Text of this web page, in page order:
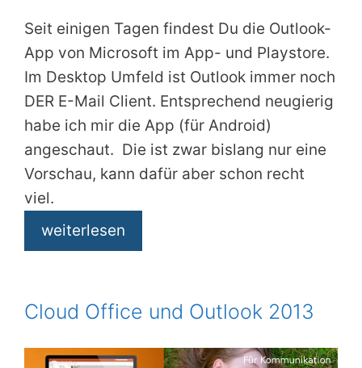
Seit einigen Tagen findest Du die Outlook-
App von Microsoft im App- und Playstore.
Im Desktop Umfeld ist Outlook immer noch
DER E-Mail Client. Entsprechend neugierig
habe ich mir die App (für Android)
angeschaut. Die ist zwar bislang nur eine
Vorschau, kann dafür aber schon recht
viel.
weiterlesen
Cloud Office und Outlook 2013